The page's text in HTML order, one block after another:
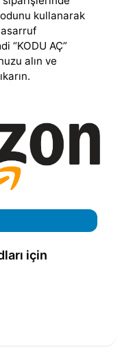
kullanarak
“KODU AÇ”
alın ve
için